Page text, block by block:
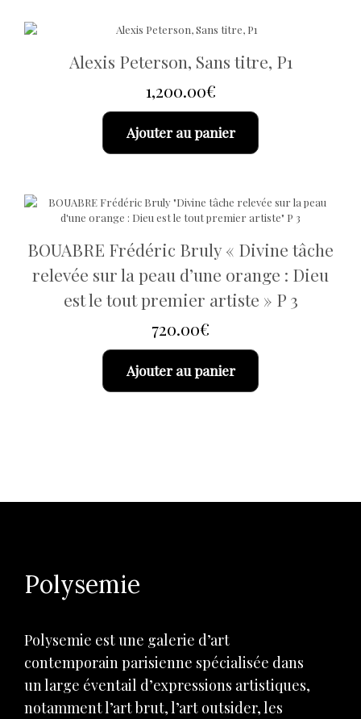
Alexis Peterson, Sans titre, P1
1,200.00€
Ajouter au panier
BOUABRE Frédéric Bruly « Divine tâche
relevée sur la peau d’une orange : Dieu
est le tout premier artiste » P 3
720.00€
Ajouter au panier
Polysemie
Polysemie est une galerie d’art
contemporain parisienne spécialisée dans
un large éventail d’expressions artistiques,
notamment l’art brut, l’art outsider, les